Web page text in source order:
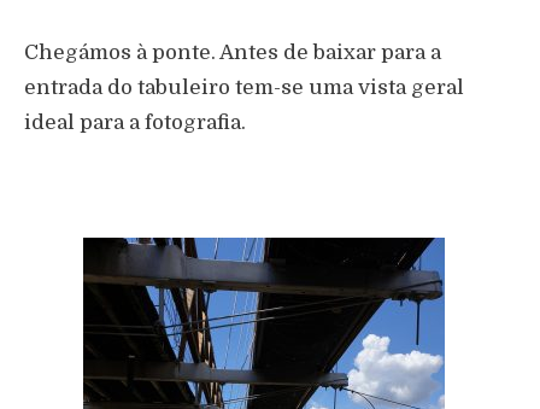
Chegámos à ponte. Antes de baixar para a
entrada do tabuleiro tem-se uma vista geral
ideal para a fotografia.